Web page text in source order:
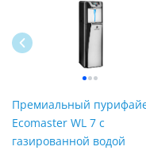
Премиальный
Ecomaster WL 7 с
газированной водой